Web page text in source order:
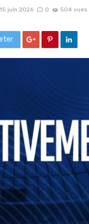
15 juin 2026 0 504 vues